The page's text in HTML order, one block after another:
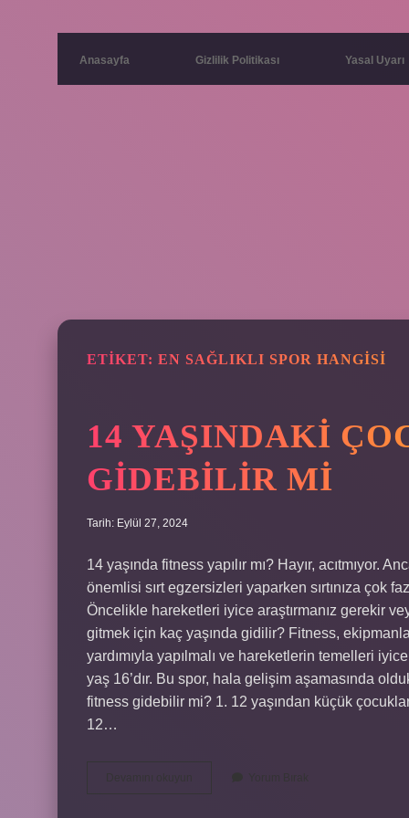
Anasayfa Gizlilik Politikası Yasal Uyarı
ETIKET: EN SAĞLIKLI SPOR HANGISI
14 YAŞINDAKI
GIDEBILIR MI
Tarih: Eylül 27, 2024
14 yaşında fitness yapılır mı? Hayır, acıtmıyor.
önemlisi sırt egzersizleri yaparken sırtınıza çok
Öncelikle hareketleri iyice araştırmanız gerekir
gitmek için kaç yaşında gidilir? Fitness,
yardımıyla yapılmalı ve hareketlerin temelleri
yaş 16’dır. Bu spor, hala gelişim aşamasında
fitness gidebilir mi? 1. 12 yaşından küçük
12…